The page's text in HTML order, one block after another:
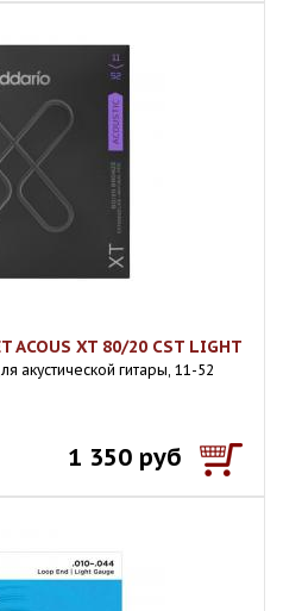
ACOUS XT 80/20 CST LIGHT
акустической гитары, 11-52
1 350 руб